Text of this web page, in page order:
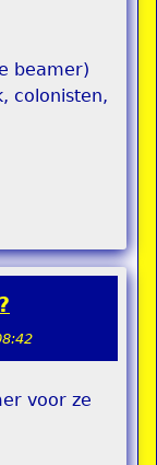
beamer)
colonisten,
voor ze